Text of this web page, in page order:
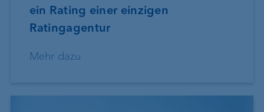
ein Rating einer einzigen
Ratingagentur
Mehr dazu